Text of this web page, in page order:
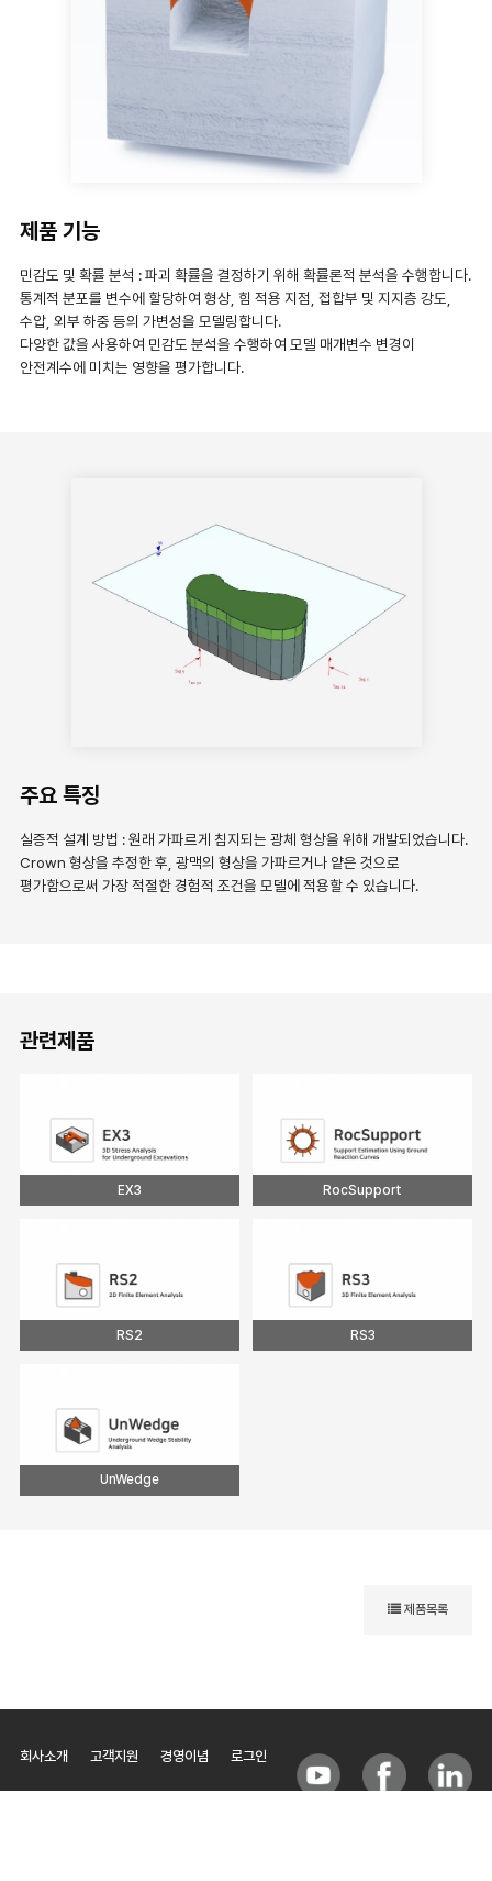
제품 기능
민감도 및 확률 분석 : 파괴 확률을 결정하기 위해 확률론적 분석을 수행합니다.
통계적 분포를 변수에 할당하여 형상, 힘 적용 지점, 접합부 및 지지층 강도,
수압, 외부 하중 등의 가변성을 모델링합니다.
다양한 값을 사용하여 민감도 분석을 수행하여 모델 매개변수 변경이
안전계수에 미치는 영향을 평가합니다.
주요 특징
실증적 설계 방법 : 원래 가파르게 침지되는 광체 형상을 위해 개발되었습니다.
Crown 형상을 추정한 후, 광맥의 형상을 가파르거나 얕은 것으로
평가함으로써 가장 적절한 경험적 조건을 모델에 적용할 수 있습니다.
관련제품
EX3 RocSupport
RS2 RS3
UnWedge
제품목록
회사소개 고객지원 경영이념 로그인